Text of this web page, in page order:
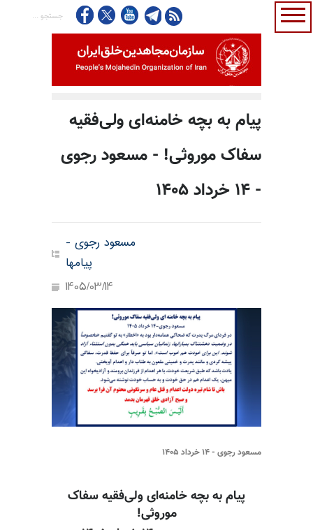
پیام به بچه خامنه‌ای ولی‌فقیه
سفاک موروثی! - مسعود رجوی
- ۱۴ خرداد ۱۴۰۵
مسعود رجوی -
پیامها
1405/03/14
مسعود رجوی - ۱۴ خرداد ۱۴۰۵
پیام به بچه خامنه‌ای ولی‌فقیه سفاک
موروثی!